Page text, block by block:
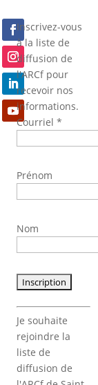
Inscrivez-vous
à la liste de
diffusion de
l'ARCf pour
recevoir nos
informations.
Courriel*
Prénom
Nom
Constant
Contact
Use.
Please
leave
Je souhaite
rejoindre la
liste de
diffusion de